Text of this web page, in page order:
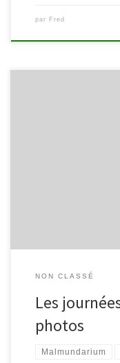
par Fred
NON CLASSÉ
Les
photos
Malmundarium